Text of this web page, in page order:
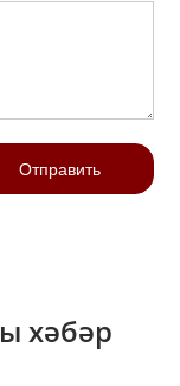
Отправить
хәбәр